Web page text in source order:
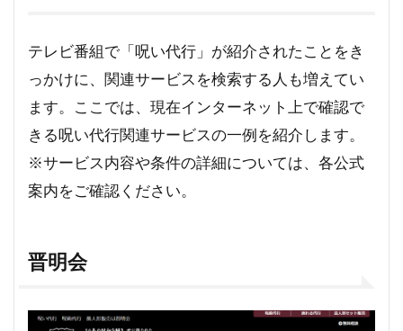
テレビ番組で「呪い代行」が紹介されたことをき
っかけに、関連サービスを検索する人も増えてい
ます。ここでは、現在インターネット上で確認で
きる呪い代行関連サービスの一例を紹介します。
※サービス内容や条件の詳細については、各公式
案内をご確認ください。
晋明会